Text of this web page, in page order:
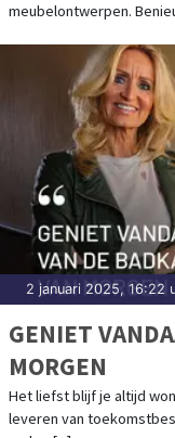
meubelontwerpen.
2 januari 2025, 16:22
GENIET
MORGEN
Het liefst blijf je altijd
leveren van